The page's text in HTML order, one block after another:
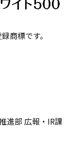
商標です。
進部 広報・IR課